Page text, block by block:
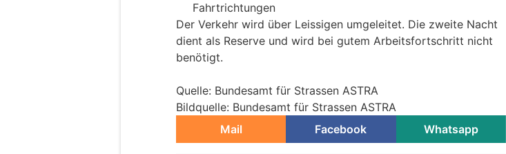
Fahrtrichtungen
Der Verkehr wird über Leissigen umgeleitet. Die zweite Nacht
dient als Reserve und wird bei gutem Arbeitsfortschritt nicht
benötigt.
Quelle: Bundesamt für Strassen ASTRA
Bildquelle: Bundesamt für Strassen ASTRA
Mail
Facebook Whatsapp